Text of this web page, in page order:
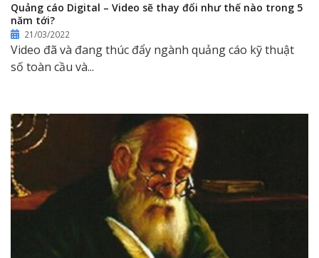
Quảng cáo Digital – Video sẽ thay đổi như thế nào trong 5
năm tới?
21/03/2022
Video đã và đang thúc đẩy ngành quảng cáo kỹ thuật
số toàn cầu và...